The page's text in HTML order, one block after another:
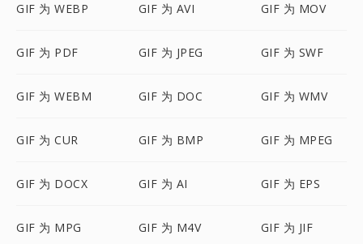
GIF 为 WEBP GIF 为 AVI GIF 为 MOV
GIF 为 PDF GIF 为 JPEG GIF 为 SWF
GIF 为 WEBM GIF 为 DOC GIF 为 WMV
GIF 为 CUR GIF 为 BMP GIF 为 MPEG
GIF 为 DOCX GIF 为 AI GIF 为 EPS
GIF 为 MPG GIF 为 M4V GIF 为 JIF